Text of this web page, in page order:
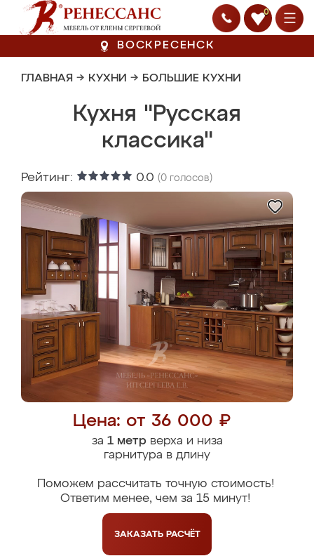
0
ВОСКРЕСЕНСК
ГЛАВНАЯ → КУХНИ → БОЛЬШИЕ КУХНИ
Кухня "Русская
классика"
Рейтинг: 0.0 (0 голосов)
Цена: от 36 000 ₽
за 1 метрверха и низа
гарнитура в длину
Поможем рассчитать точную стоимость!
Ответим менее, чем за 15 минут!
ЗАКАЗАТЬ РАСЧЁТ